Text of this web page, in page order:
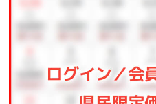
└無料シャトルバス運行
ェ・系列ホテルマハイナ）
・無料Wi-Fi完備
・無料駐車場完備